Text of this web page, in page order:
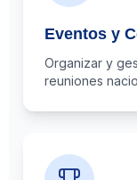
Eventos y
Organizar y
reuniones